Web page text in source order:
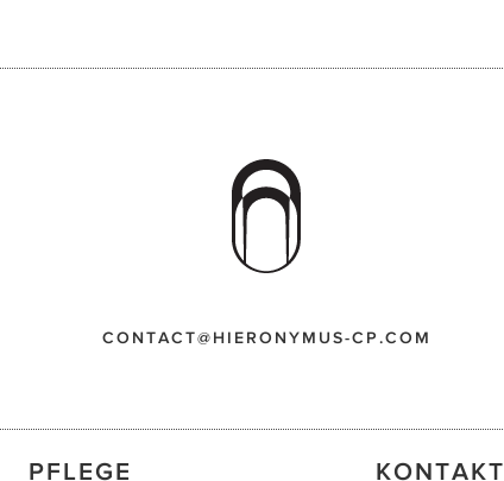
CONTACT@HIERONYMUS-CP.COM
PFLEGE KONTAKT